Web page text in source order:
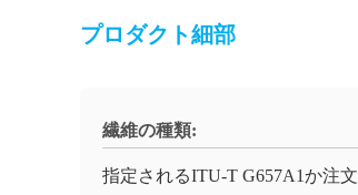
プロダクト細部
繊維の種類:
指定されるITU-T G657A1か注文